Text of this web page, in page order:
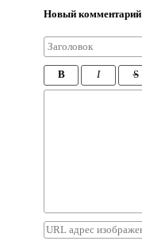
Новый комментарий
B I S